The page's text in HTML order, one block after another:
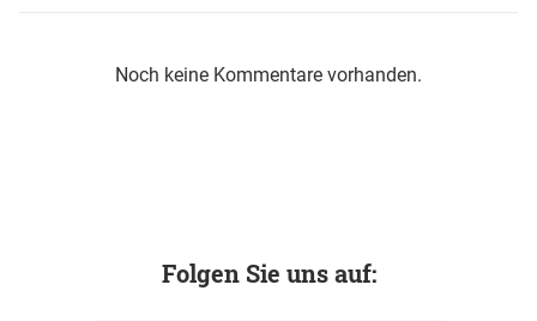
Noch keine Kommentare vorhanden.
Folgen Sie uns auf: